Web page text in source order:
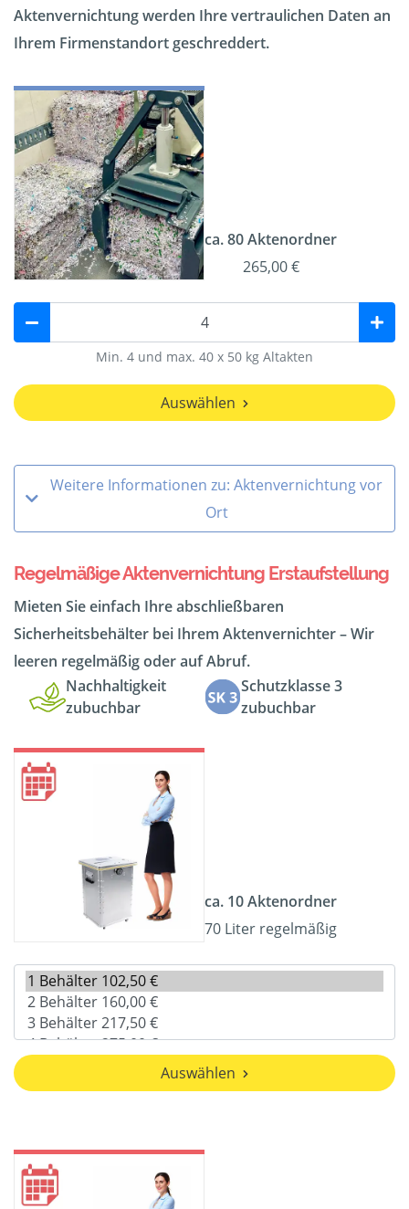
Aktenvernichtung werden Ihre vertraulichen Daten an
Ihrem Firmenstandort geschreddert.
ca. 80 Aktenordner
265,00 €
Min. 4 und max. 40 x 50 kg Altakten
Auswählen
Weitere Informationen zu: Aktenvernichtung vor
Ort
Regelmäßige Aktenvernichtung Erstaufstellung
Mieten Sie einfach Ihre abschließbaren
Sicherheitsbehälter bei Ihrem Aktenvernichter – Wir
leeren regelmäßig oder auf Abruf.
Nachhaltigkeit
zubuchbar
Schutzklasse 3
zubuchbar
ca. 10 Aktenordner
70 Liter regelmäßig
Auswählen